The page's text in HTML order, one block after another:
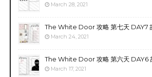
March 28, 2021
The White Door 攻略 第七天 DAY7
March 24, 2021
The White Door 攻略 第六天 DAY6
March 17, 2021